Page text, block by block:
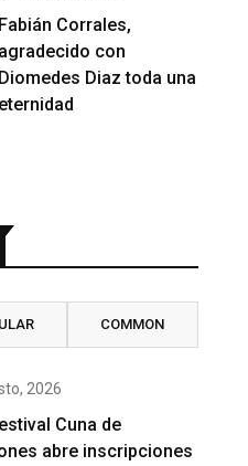
Fabián Corrales,
agradecido con
Diomedes Diaz toda una
eternidad
COMMON
2026
Cuna de
abre inscripciones